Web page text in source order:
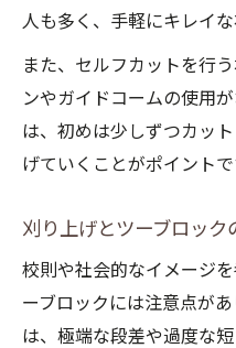
人も多く、手軽にキレイな
また、セルフカットを行
ンやガイドコームの使用
は、初めは少しずつカッ
げていくことがポイントで
刈り上げとツーブロック
校則や社会的なイメージ
ーブロックには注意点が
は、極端な段差や過度な